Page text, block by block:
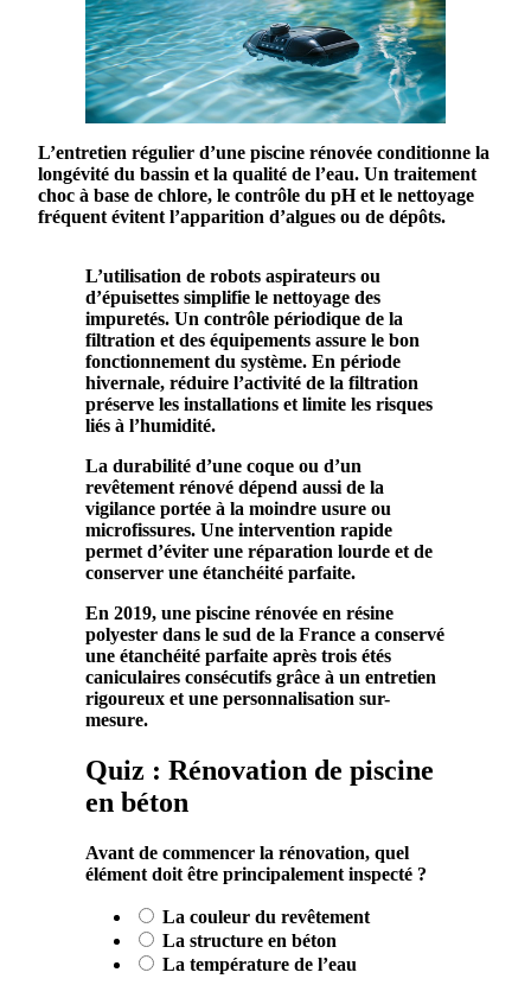
L’entretien régulier d’une piscine rénovée conditionne la
longévité du bassin et la qualité de l’eau. Un traitement
choc à base de chlore, le contrôle du pH et le nettoyage
fréquent évitent l’apparition d’algues ou de dépôts.
L’utilisation de robots aspirateurs ou
d’épuisettes simplifie le nettoyage des
impuretés. Un contrôle périodique de la
filtration et des équipements assure le bon
fonctionnement du système. En période
hivernale, réduire l’activité de la filtration
préserve les installations et limite les risques
liés à l’humidité.
La durabilité d’une coque ou d’un
revêtement rénové dépend aussi de la
vigilance portée à la moindre usure ou
microfissures. Une intervention rapide
permet d’éviter une réparation lourde et de
conserver une étanchéité parfaite.
En 2019, une piscine rénovée en résine
polyester dans le sud de la France a conservé
une étanchéité parfaite après trois étés
caniculaires consécutifs grâce à un entretien
rigoureux et une personnalisation sur-
mesure.
Quiz : Rénovation de piscine
en béton
Avant de commencer la rénovation, quel
élément doit être principalement inspecté ?
La couleur du revêtement
La structure en béton
La température de l’eau